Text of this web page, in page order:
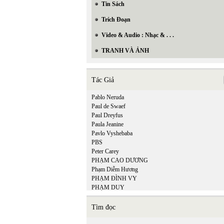
Tin Sách
Trích Đoạn
Video & Audio : Nhạc & . . .
TRANH VÀ ẢNH
Tác Giả
Pablo Neruda
Paul de Swaef
Paul Dreyfus
Paula Jeanine
Pavlo Vyshebaba
PBS
Peter Carey
PHẠM CAO DƯƠNG
Phạm Diễm Hương
PHẠM ĐÌNH VY
PHẠM DUY
Phạm Hiền Mây
Phạm Hoàng Quân
Tìm đọc